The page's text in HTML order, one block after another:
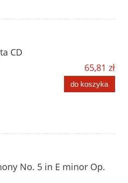
CD
65,81 zł
do koszyka
No. 5 in E minor Op.